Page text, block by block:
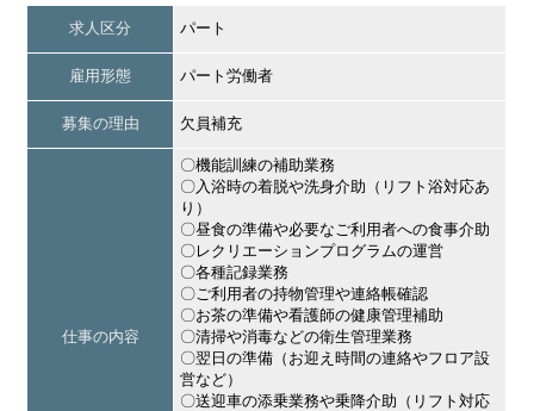
求人区分 パート
雇用形態 パート労働者
募集の理由 欠員補充
仕事の内容
〇機能訓練の補助業務
〇入浴時の着脱や洗身介助（リフト浴対応あ
り）
〇昼食の準備や必要なご利用者への食事介助
〇レクリエーションプログラムの運営
〇各種記録業務
〇ご利用者の持物管理や連絡帳確認
〇お茶の準備や看護師の健康管理補助
〇清掃や消毒などの衛生管理業務
〇翌日の準備（お迎え時間の連絡やフロア設
営など）
〇送迎車の添乗業務や乗降介助（リフト対応